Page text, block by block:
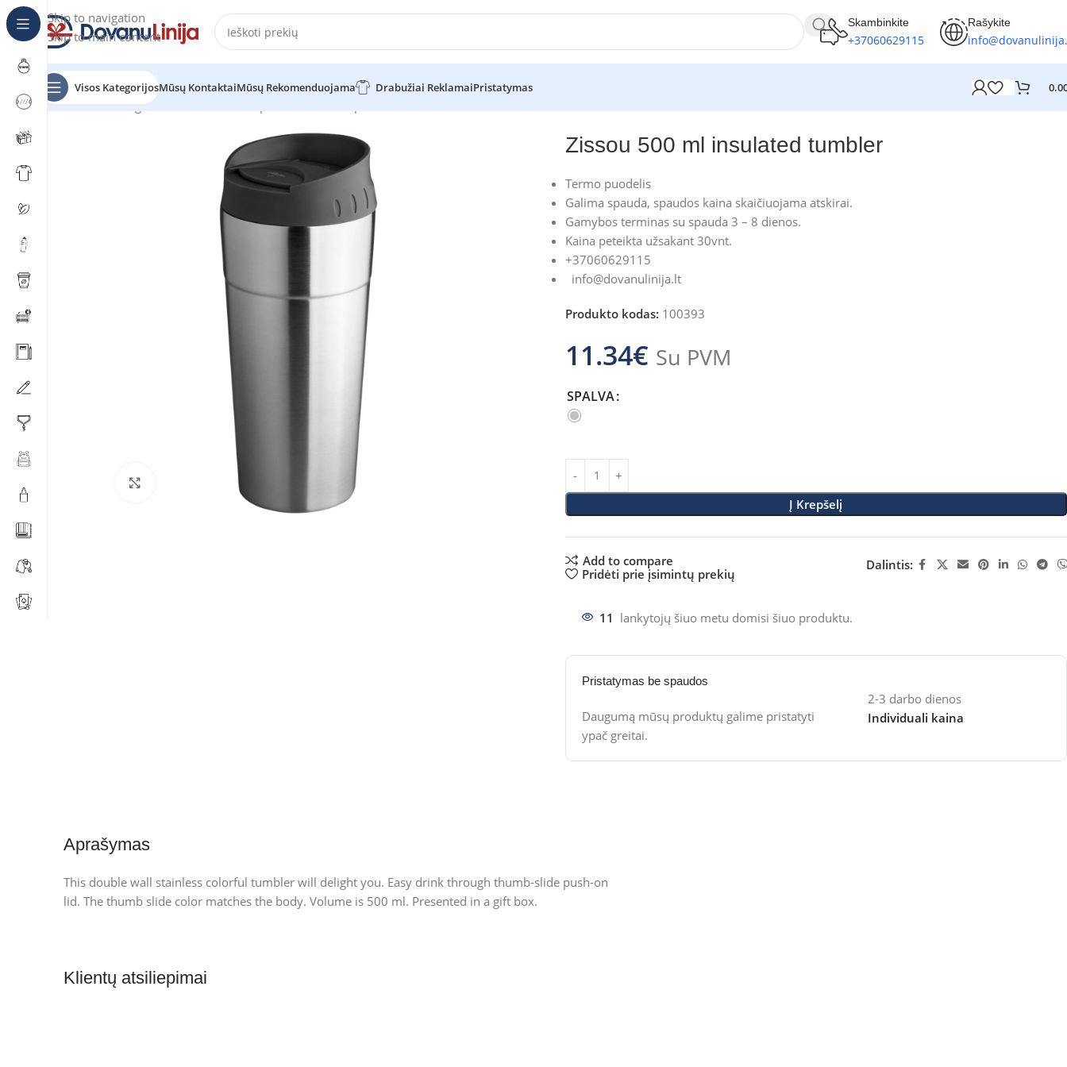
Skip to navigation
Skip to main content
Skambinkite
+37060629115
Rašykite
Visos KategorijosMūsų KontaktaiMūsų Rekomenduojama Drabužiai ReklamaiPristatymas
Pradžia Katalogas
Click to enlarge
Zissou 500 ml insulated tumbler
Termo puodelis
Galima spauda, spaudos kaina skaičiuojama atskirai.
Gamybos terminas su spauda 3 – 8 dienos.
Kaina peteikta užsakant 30vnt.
+37060629115
info@dovanulinija.lt
Produkto kodas: 100393
11.34€ Su PVM
SPALVA
Į Krepšelį
Add to compare
Pridėti prie įsimintų prekių
Dalintis:
11 lankytojų šiuo metu domisi šiuo produktu.
Pristatymas be spaudos
Daugumą mūsų produktų galime pristatyti
ypač greitai.
2-3 darbo dienos
Individuali kaina
Aprašymas
This double wall stainless colorful tumbler will delight you. Easy drink through thumb-slide push-on
lid. The thumb slide color matches the body. Volume is 500 ml. Presented in a gift box.
Klientų atsiliepimai